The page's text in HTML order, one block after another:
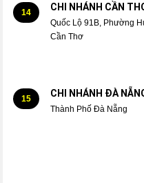
14 CHI NHÁNH CẦN
Quốc Lộ 91B, Phường
Cần Thơ
15 CHI NHÁNH ĐÀ
Thành Phố Đà Nẵng